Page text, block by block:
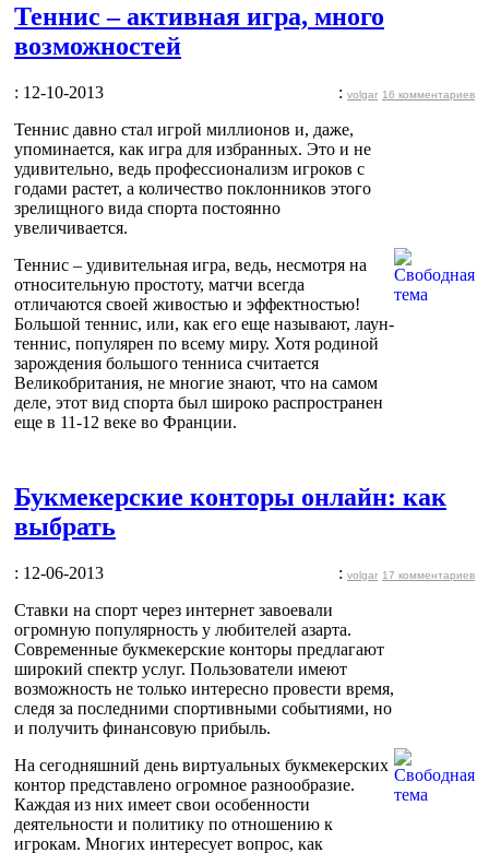
Теннис – активная игра, много
возможностей
: 12-10-2013 : volgar 16 комментариев
Теннис давно стал игрой миллионов и, даже,
упоминается, как игра для избранных. Это и не
удивительно, ведь профессионализм игроков с
годами растет, а количество поклонников этого
зрелищного вида спорта постоянно
увеличивается.
Теннис – удивительная игра, ведь, несмотря на
относительную простоту, матчи всегда
отличаются своей живостью и эффектностью!
Большой теннис, или, как его еще называют, лаун-
теннис, популярен по всему миру. Хотя родиной
зарождения большого тенниса считается
Великобритания, не многие знают, что на самом
деле, этот вид спорта был широко распространен
еще в 11-12 веке во Франции.
Букмекерские конторы онлайн: как
выбрать
: 12-06-2013 : volgar 17 комментариев
Ставки на спорт через интернет завоевали
огромную популярность у любителей азарта.
Современные букмекерские конторы предлагают
широкий спектр услуг. Пользователи имеют
возможность не только интересно провести время,
следя за последними спортивными событиями, но
и получить финансовую прибыль.
На сегодняшний день виртуальных букмекерских
контор представлено огромное разнообразие.
Каждая из них имеет свои особенности
деятельности и политику по отношению к
игрокам. Многих интересует вопрос, как